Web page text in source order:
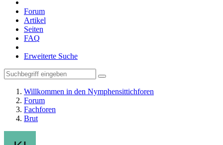
Forum
Artikel
Seiten
FAQ
Erweiterte Suche
Willkommen in den Nymphensittichforen
Forum
Fachforen
Brut